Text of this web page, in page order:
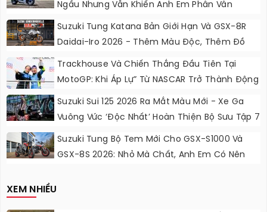
Ngầu Nhưng Vẫn Khiến Anh Em Phân Vân
Suzuki Tung Katana Bản Giới Hạn Và GSX-8R
Daidai-Iro 2026 - Thêm Màu Độc, Thêm Đồ
Chơi, Thêm Cá Tính
Trackhouse Và Chiến Thắng Đầu Tiên Tại
MotoGP: Khi Áp Lự” Từ NASCAR Trở Thành Động
Lực Ngọt Ngào
Suzuki Sui 125 2026 Ra Mắt Màu Mới - Xe Ga
Vuông Vức ‘độc Nhất’ Hoàn Thiện Bộ Sưu Tập 7
Sắc Cầu Vồng
Suzuki Tung Bộ Tem Mới Cho GSX-S1000 Và
GSX-8S 2026: Nhỏ Mà Chất, Anh Em Có Nên
XEM NHIỀU